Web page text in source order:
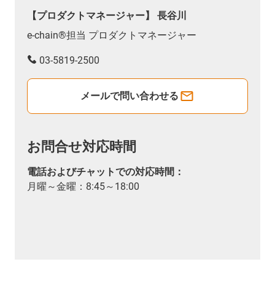
【プロダクトマネージャー】 長谷川
e-chain®担当 プロダクトマネージャー
03-5819-2500
メールで問い合わせる
お問合せ対応時間
電話およびチャットでの対応時間：
月曜～金曜：8:45～18:00